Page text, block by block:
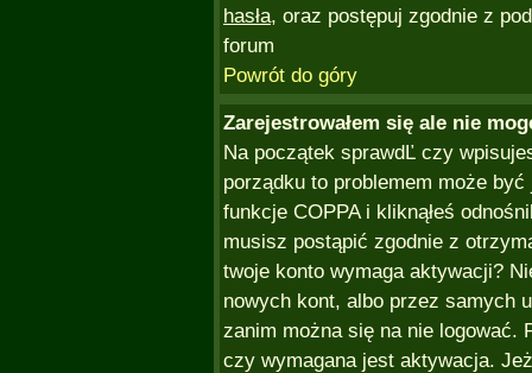
hasła, oraz postępuj zgodnie z
forum
Powrót do góry
Zarejestrowałem się ale nie
Na początek sprawdĽ czy
porządku to problemem może
funkcje COPPA i kliknąłeś
musisz postąpić zgodnie z
twoje konto wymaga aktywacji?
nowych kont, albo przez samych
zanim można się na nie logować.
czy wymagana jest aktywacja.